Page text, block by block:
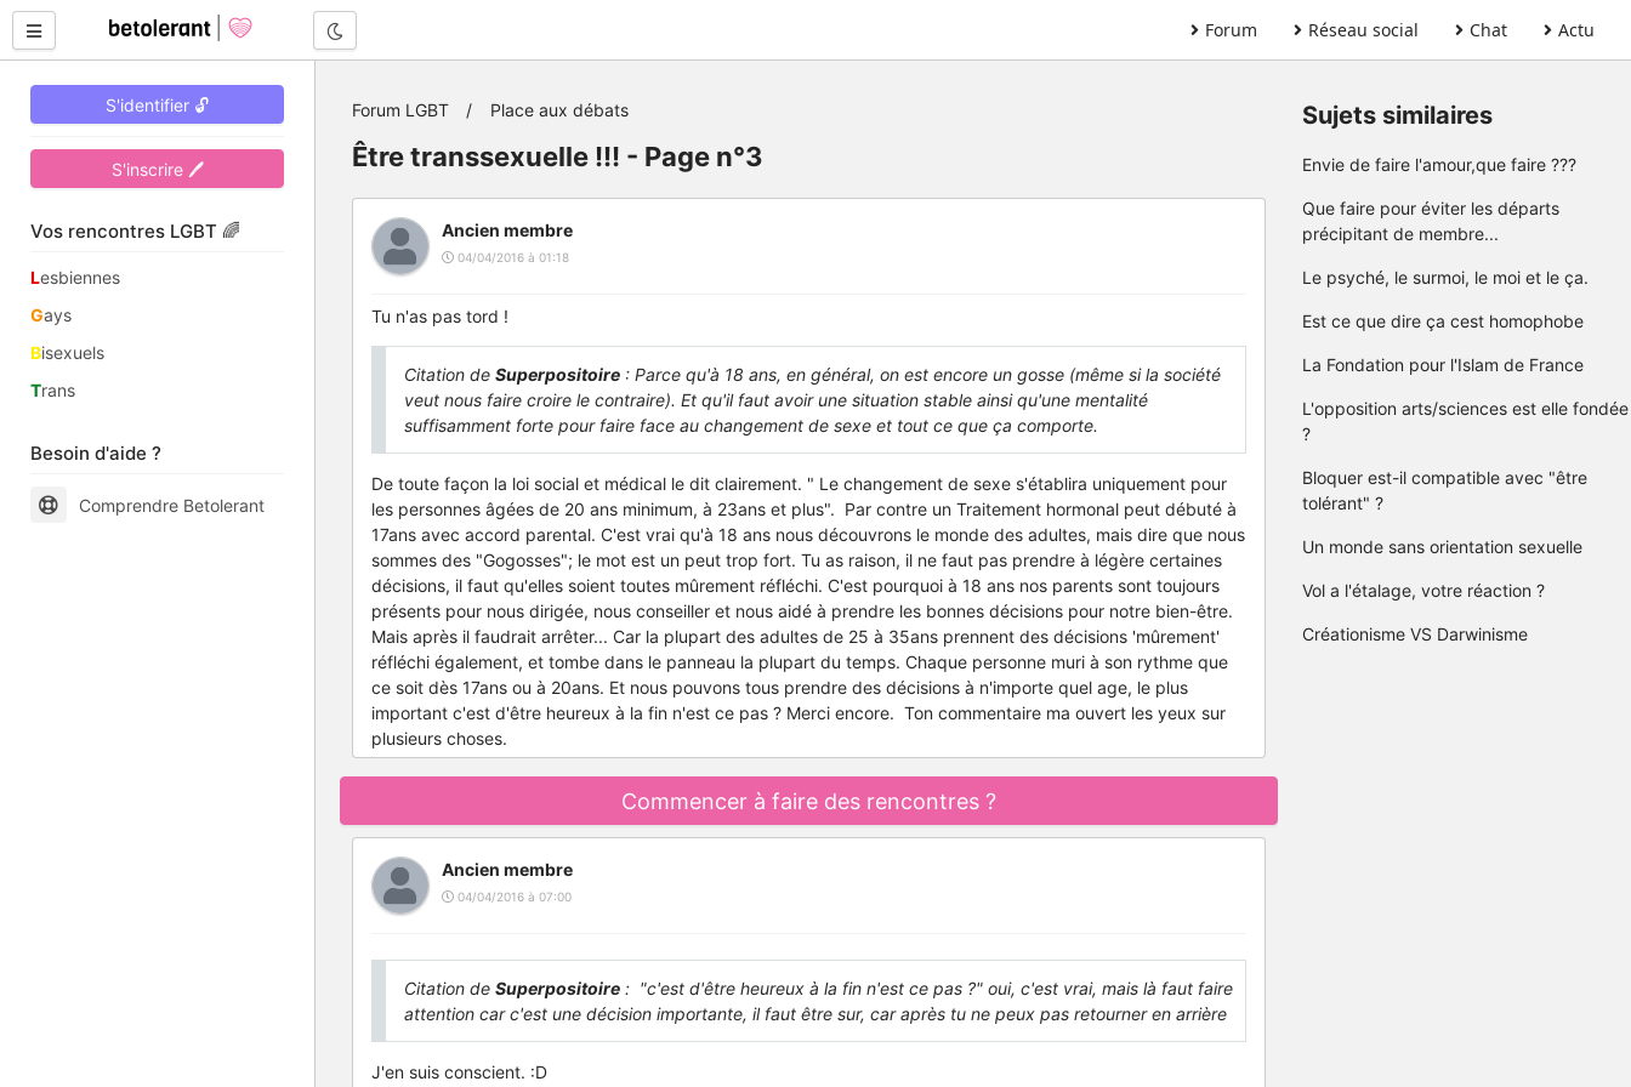
Forum Réseau social Chat Actu
S'identifier 🔓
S'inscrire 🖊
Vos rencontres LGBT 🌈
Lesbiennes
Gays
Bisexuels
Trans
Besoin d'aide ?
Comprendre Betolerant
Forum LGBT Place aux débats
Être transsexuelle !!! - Page n°3
Ancien membre
04/04/2016 à 01:18
Tu n'as pas tord !
Citation de Superpositoire : Parce qu'à 18 ans, en général, on est encore un gosse (même si la société
veut nous faire croire le contraire). Et qu'il faut avoir une situation stable ainsi qu'une mentalité
suffisamment forte pour faire face au changement de sexe et tout ce que ça comporte.
De toute façon la loi social et médical le dit clairement. " Le changement de sexe s'établira uniquement pour
les personnes âgées de 20 ans minimum, à 23ans et plus". Par contre un Traitement hormonal peut débuté à
17ans avec accord parental. C'est vrai qu'à 18 ans nous découvrons le monde des adultes, mais dire que nous
sommes des "Gogosses"; le mot est un peut trop fort. Tu as raison, il ne faut pas prendre à légère certaines
décisions, il faut qu'elles soient toutes mûrement réfléchi. C'est pourquoi à 18 ans nos parents sont toujours
présents pour nous dirigée, nous conseiller et nous aidé à prendre les bonnes décisions pour notre bien-être.
Mais après il faudrait arrêter... Car la plupart des adultes de 25 à 35ans prennent des décisions 'mûrement'
réfléchi également, et tombe dans le panneau la plupart du temps. Chaque personne muri à son rythme que
ce soit dès 17ans ou à 20ans. Et nous pouvons tous prendre des décisions à n'importe quel age, le plus
important c'est d'être heureux à la fin n'est ce pas ? Merci encore. Ton commentaire ma ouvert les yeux sur
plusieurs choses.
Commencer à faire des rencontres ?
Ancien membre
04/04/2016 à 07:00
Citation de Superpositoire : "c'est d'être heureux à la fin n'est ce pas ?" oui, c'est vrai, mais là faut faire
attention car c'est une décision importante, il faut être sur, car après tu ne peux pas retourner en arrière
J'en suis conscient. :D
Sujets similaires
Envie de faire l'amour,que faire ???
Que faire pour éviter les départs
précipitant de membre...
Le psyché, le surmoi, le moi et le ça.
Est ce que dire ça cest homophobe
La Fondation pour l'Islam de France
L'opposition arts/sciences est elle fondée
?
Bloquer est-il compatible avec "être
tolérant" ?
Un monde sans orientation sexuelle
Vol a l'étalage, votre réaction ?
Créationisme VS Darwinisme